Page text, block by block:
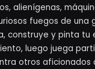
alienígenas,
fuegos de una
construye y pinta tu
luego juega
otros aficionados